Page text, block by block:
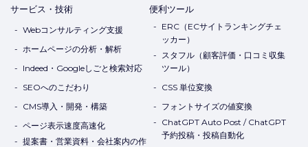
サービス・技術
Webコンサルティング支援
ホームページの分析・解析
Indeed・Googleしごと検索対応
SEOへのこだわり
CMS導入・開発・構築
ページ表示速度高速化
提案書・営業資料・会社案内の作
便利ツール
ERC（ECサイトランキングチェ
ッカー）
スタフル（顧客評価・口コミ収集
ツール）
CSS 単位変換
フォントサイズの値変換
ChatGPT Auto Post / ChatGPT
予約投稿・投稿自動化